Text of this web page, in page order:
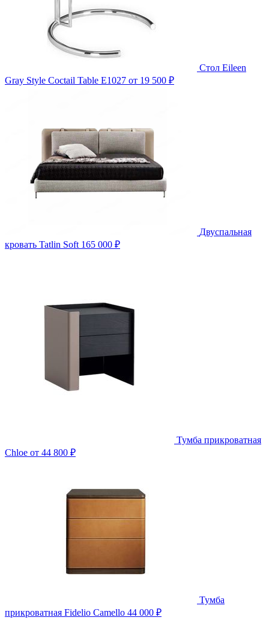
Стол Eileen
Gray Style Coctail Table E1027 от 19 500 ₽
Двуспальная
кровать Tatlin Soft 165 000 ₽
Тумба прикроватная
Chloe от 44 800 ₽
Тумба
прикроватная Fidelio Camello 44 000 ₽